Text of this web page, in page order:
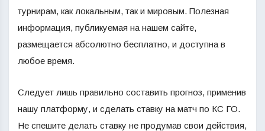
турнирам, как локальным, так и мировым. Полезная
информация, публикуемая на нашем сайте,
размещается абсолютно бесплатно, и доступна в
любое время.
Следует лишь правильно составить прогноз, применив
нашу платформу, и сделать ставку на матч по КС ГО.
Не спешите делать ставку не продумав свои действия,